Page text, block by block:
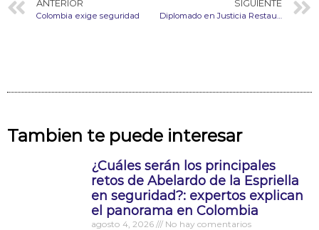
ANTERIOR
Colombia exige seguridad
SIGUIENTE
Tambien te puede interesar
¿Cuáles serán los principales
retos de Abelardo de la Espriella
en seguridad?: expertos explican
el panorama en Colombia
agosto 4, 2026 No hay comentarios